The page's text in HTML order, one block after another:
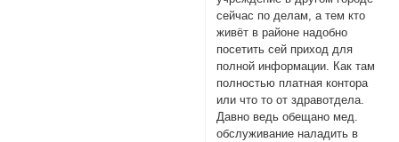
сейчас по делам, а тем кто
живёт в районе надобно
посетить сей приход для
полной информации. Как там
полностью платная контора
или что то от здравотдела.
Давно ведь обещано мед.
обслуживание наладить в